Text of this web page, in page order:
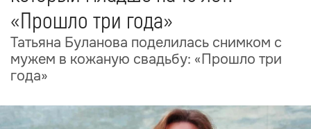
«Прошло три года»
Татьяна Буланова поделилась снимком с
мужем в кожаную свадьбу: «Прошло три
года»